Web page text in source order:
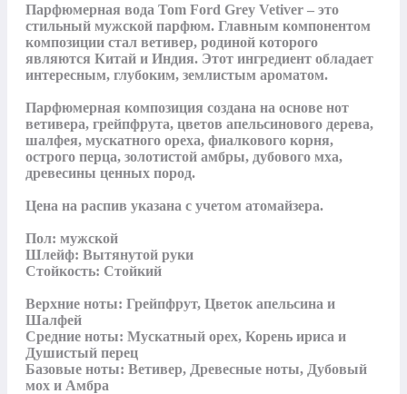
Парфюмерная вода Tom Ford Grey Vetiver – это
стильный мужской парфюм. Главным компонентом
композиции стал ветивер, родиной которого
являются Китай и Индия. Этот ингредиент обладает
интересным, глубоким, землистым ароматом.
Парфюмерная композиция создана на основе нот
ветивера, грейпфрута, цветов апельсинового дерева,
шалфея, мускатного ореха, фиалкового корня,
острого перца, золотистой амбры, дубового мха,
древесины ценных пород.
Цена на распив указана с учетом атомайзера.
Пол: мужской
Шлейф: Вытянутой руки
Стойкость: Стойкий
Верхние ноты: Грейпфрут, Цветок апельсина и
Шалфей
Средние ноты: Мускатный орех, Корень ириса и
Душистый перец
Базовые ноты: Ветивер, Древесные ноты, Дубовый
мох и Амбра